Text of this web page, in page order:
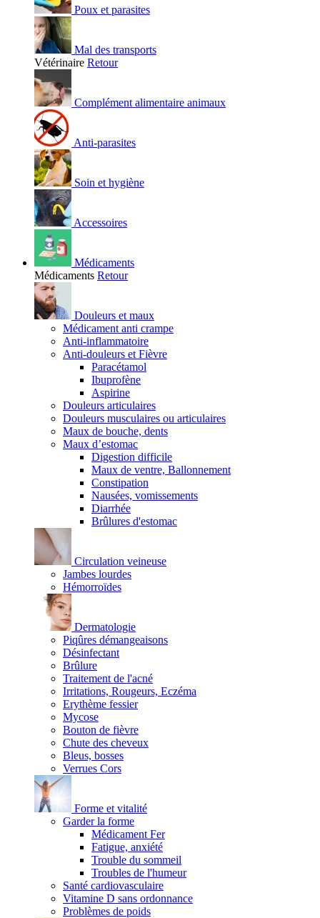
Poux et parasites
Mal des transports
Vétérinaire Retour
Complément alimentaire animaux
Anti-parasites
Soin et hygiène
Accessoires
Médicaments
Médicaments Retour
Douleurs et maux
Médicament anti crampe
Anti-inflammatoire
Anti-douleurs et Fièvre
Paracétamol
Ibuprofène
Aspirine
Douleurs articulaires
Douleurs musculaires ou articulaires
Maux de bouche, dents
Maux d’estomac
Digestion difficile
Maux de ventre, Ballonnement
Constipation
Nausées, vomissements
Diarrhée
Brûlures d'estomac
Circulation veineuse
Jambes lourdes
Hémorroïdes
Dermatologie
Piqûres démangeaisons
Désinfectant
Brûlure
Traitement de l'acné
Irritations, Rougeurs, Eczéma
Erythème fessier
Mycose
Bouton de fièvre
Chute des cheveux
Bleus, bosses
Verrues Cors
Forme et vitalité
Garder la forme
Médicament Fer
Fatigue, anxiété
Trouble du sommeil
Troubles de l'humeur
Santé cardiovasculaire
Vitamine D sans ordonnance
Problèmes de poids